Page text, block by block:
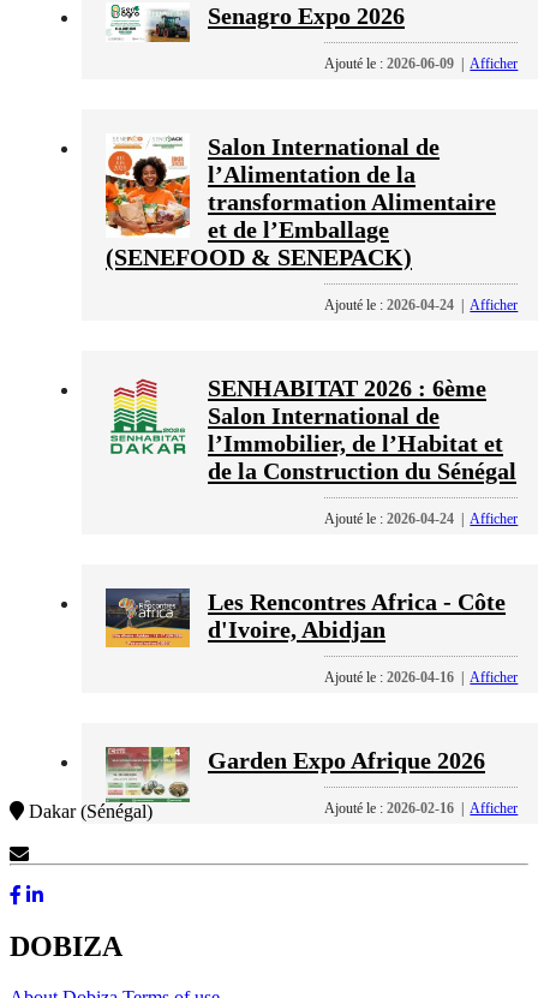
Senagro Expo 2026
Ajouté le :2026-06-09 |Afficher
Salon International de
l’Alimentation de la
transformation Alimentaire
et de l’Emballage
(SENEFOOD & SENEPACK)
Ajouté le :2026-04-24 |Afficher
SENHABITAT 2026 : 6ème
Salon International de
l’Immobilier, de l’Habitat et
de la Construction du Sénégal
Ajouté le :2026-04-24 |Afficher
Les Rencontres Africa - Côte
d'Ivoire, Abidjan
Ajouté le :2026-04-16 |Afficher
Garden Expo Afrique 2026
Ajouté le :2026-02-16 |Afficher
Dakar (Sénégal)
DOBIZA